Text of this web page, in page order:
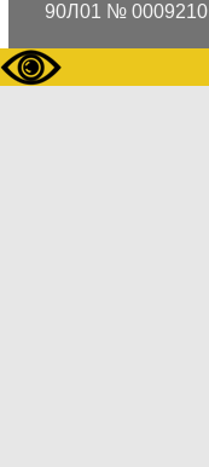
90Л01 № 0009210